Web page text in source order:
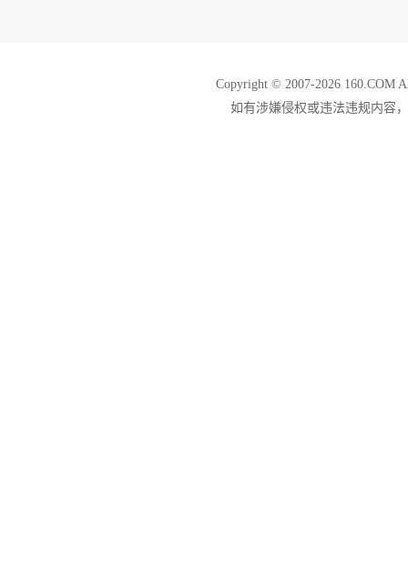
Copyright © 2007-2026 160.COM
如有涉嫌侵权或违法违规内容